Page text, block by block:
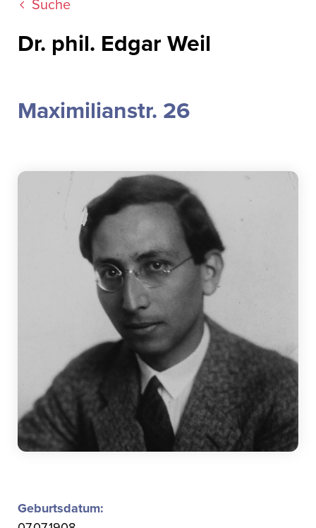
Suche
Dr. phil. Edgar Weil
Maximilianstr. 26
Geburtsdatum: